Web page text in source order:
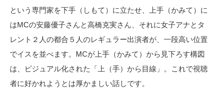
という専門家を下手（しもて）に立たせ、上手（かみて）に
はMCの安藤優子さんと高橋克実さん、それに女子アナとタ
レント２人の都合５人のレギュラー出演者が、一段高い位置
でイスを並べます。MCが上手（かみて）から見下ろす構図
は、ビジュアル化された「上（手）から目線」。これで視聴
者に好かれようとは厚かましい話しです。